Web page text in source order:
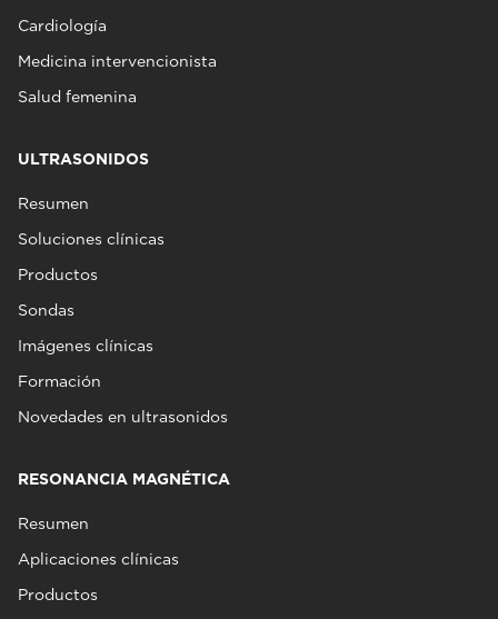
Cardiología
Medicina intervencionista
Salud femenina
ULTRASONIDOS
Resumen
Soluciones clínicas
Productos
Sondas
Imágenes clínicas
Formación
Novedades en ultrasonidos
RESONANCIA MAGNÉTICA
Resumen
Aplicaciones clínicas
Productos